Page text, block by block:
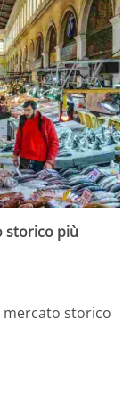
storico più
mercato storico